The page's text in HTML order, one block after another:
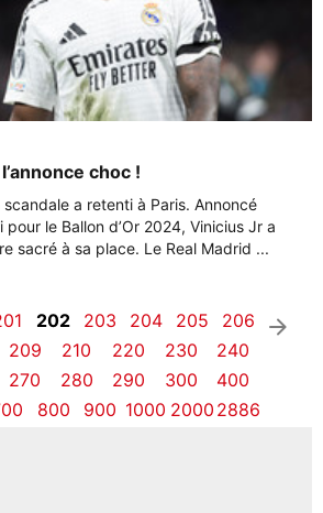
choc !
a retenti à Paris. Annoncé
le Ballon d’Or 2024, Vinicius Jr a
sacré à sa place. Le Real Madrid ...
202 203 204 205
206
209 210 220 230
240
270 280 290 300
400
800 900 1000 2000 2886
arrow_right